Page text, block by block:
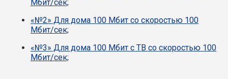
Мбит/сек;
«№2» Для дома 100 Мбит со скоростью 100
Мбит/сек;
«№3» Для дома 100 Мбит с ТВ со скоростью 100
Мбит/сек;